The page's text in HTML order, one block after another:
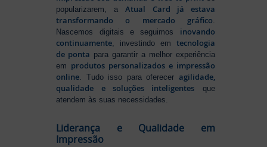
popularizarem, aAtual Card já estava
transformando o mercado gráfico
Nascemos digitais e seguimos inovando
continuamente , investindo em tecnologia
de ponta para garantir a melhor experiência
em produtos personalizados e impressão
online . Tudo isso para oferecer agilidade,
qualidade e soluções inteligentes que
atendem às suas necessidades.
Liderança e Qualidade em
Impressão